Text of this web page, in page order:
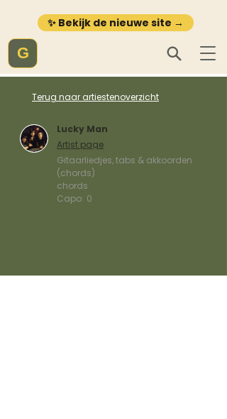
✨ Bekijk de nieuwe site →
G
Terug naar artiestenoverzicht
Lucky Man
Artist page
Gitaarliedjes, tabs & akkoorden
(chords)
chords
Capo: 0